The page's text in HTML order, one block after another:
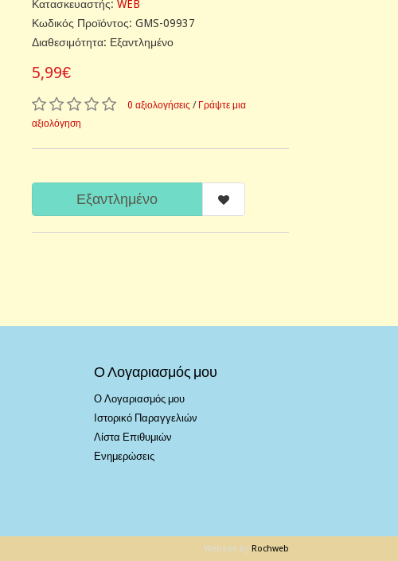
Κατασκευαστής: WEB
Κωδικός Προϊόντος: GMS-09937
Διαθεσιμότητα: Εξαντλημένο
5,99€
0 αξιολογήσεις / Γράψτε μια
αξιολόγηση
Εξαντλημένο
Ο Λογαριασμός μου
Ο Λογαριασμός μου
Ιστορικό Παραγγελιών
Λίστα Επιθυμιών
Ενημερώσεις
Website by Rochweb